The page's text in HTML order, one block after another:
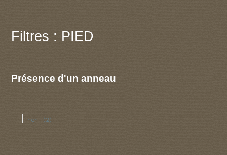
Filtres : PIED
Présence d'un anneau
non (2)